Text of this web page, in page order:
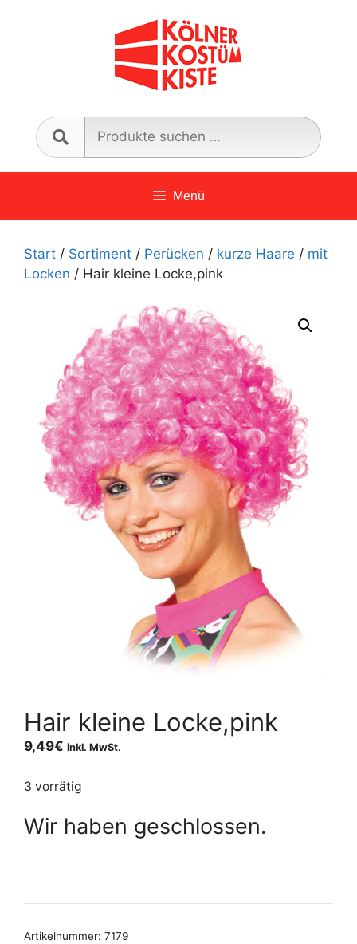
nach:
Menü
Start / Sortiment / Perücken / kurze Haare / mit
Locken / Hair kleine Locke,pink
Hair kleine Locke,pink
9,49€ inkl. MwSt.
3 vorrätig
Wir haben geschlossen.
Artikelnummer: 7179